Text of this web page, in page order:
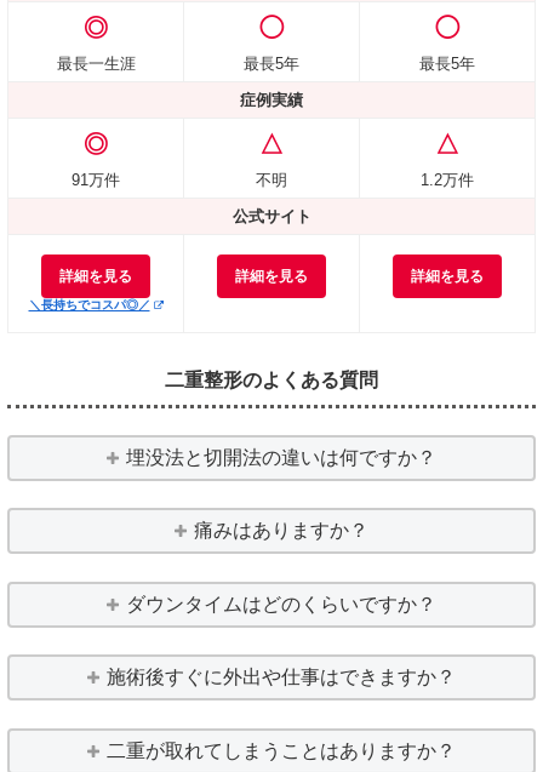
◎
最長一生涯
◯
最長5年
◯
最長5年
症例実績
◎
91万件
△
不明
△
1.2万件
公式サイト
詳細を見る
＼長持ちでコスパ◎／
詳細を見る 詳細を見る
二重整形のよくある質問
埋没法と切開法の違いは何ですか？
痛みはありますか？
ダウンタイムはどのくらいですか？
施術後すぐに外出や仕事はできますか？
二重が取れてしまうことはありますか？